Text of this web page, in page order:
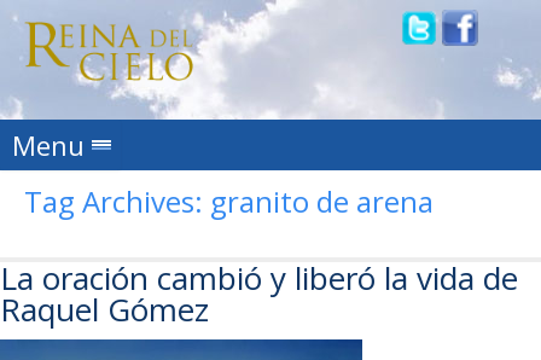
Menu Skip to content
Tag Archives: granito de arena
La oración cambió y liberó la vida de
Raquel Gómez